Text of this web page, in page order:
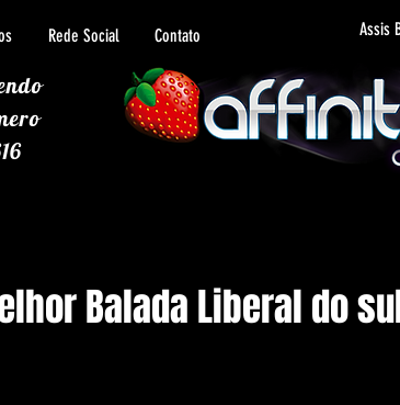
Rede Social Contato Assis
Balada Liberal do